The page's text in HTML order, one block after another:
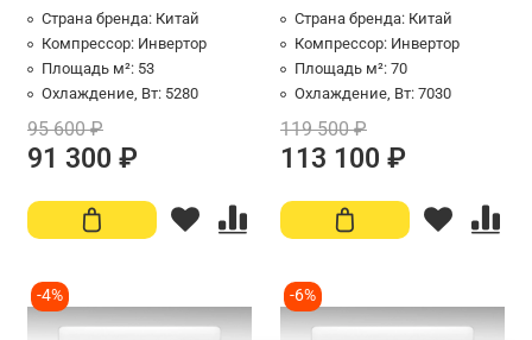
Страна бренда: Китай
Компрессор: Инвертор
Площадь м²: 53
Охлаждение, Вт: 5280
95 600 ₽
91 300 ₽
Страна бренда: Китай
Компрессор: Инвертор
Площадь м²: 70
Охлаждение, Вт: 7030
119 500 ₽
113 100 ₽
-4% -6%